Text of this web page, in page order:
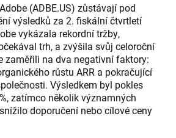
(ADBE.US) zůstávají pod
výsledků za 2. fiskální čtvrtletí
vykázala rekordní tržby,
trh, a zvýšila svůj celoroční
zaměřili na dva negativní faktory:
růstu ARR a pokračující
Výsledkem byl pokles
zatímco několik významných
doporučení nebo cílové ceny